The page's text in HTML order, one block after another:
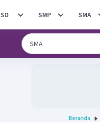
SD SMP SMA
Beranda